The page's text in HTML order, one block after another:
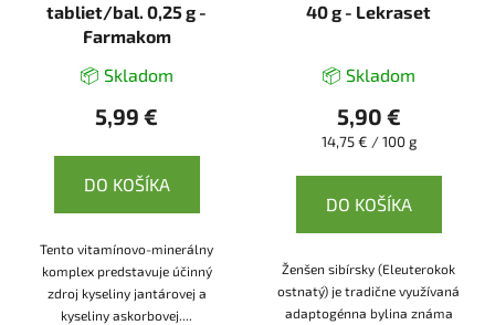
tabliet/bal. 0,25 g -
Farmakom
📦 Skladom
5,99 €
DO KOŠÍKA
Tento vitamínovo-minerálny
komplex predstavuje účinný
zdroj kyseliny jantárovej a
kyseliny askorbovej....
40 g - Lekraset
📦 Skladom
5,90 €
Jednotková
14,75 € / 100 g
DO KOŠÍKA
Ženšen sibírsky (Eleuterokok
ostnatý) je tradične využívaná
adaptogénna bylina známa